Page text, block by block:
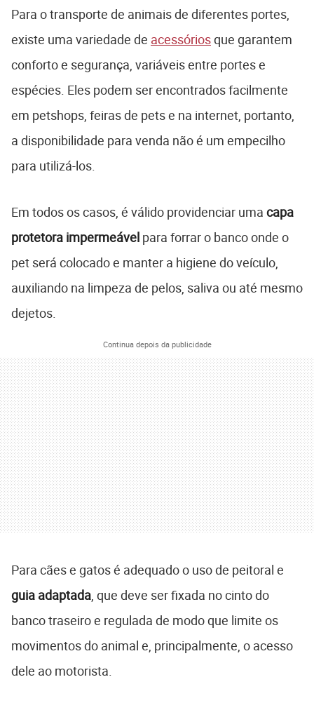
Para o transporte de animais de diferentes portes,
existe uma variedade de acessóriosque garantem
conforto e segurança, variáveis entre portes e
espécies. Eles podem ser encontrados facilmente
em petshops, feiras de pets e na internet, portanto,
a disponibilidade para venda não é um empecilho
para utilizá-los.
Em todos os casos, é válido providenciar uma capa
protetora impermeável para forrar o banco onde o
pet será colocado e manter a higiene do veículo,
auxiliando na limpeza de pelos, saliva ou até mesmo
dejetos.
Continua depois da publicidade
Para cães e gatos é adequado o uso de peitoral e
guia adaptada, que deve ser fixada no cinto do
banco traseiro e regulada de modo que limite os
movimentos do animal e, principalmente, o acesso
dele ao motorista.